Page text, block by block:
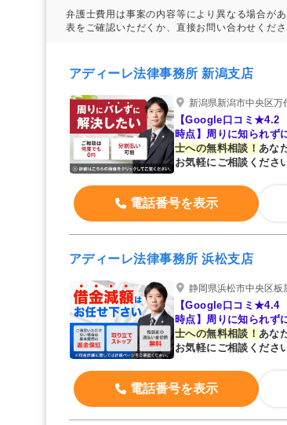
アディーレ法律事務所 新潟支店
新潟県新潟市中央区万代
【Google口コミ
時点】周りに知られず
士への無料相談！ あな
お気軽にご相談くださ
電話番号を表示
アディーレ法律事務所 浜松支店
静岡県浜松市中央区板屋
【Google口コミ
時点】周りに知られず
士への無料相談！ あな
お気軽にご相談くださ
電話番号を表示